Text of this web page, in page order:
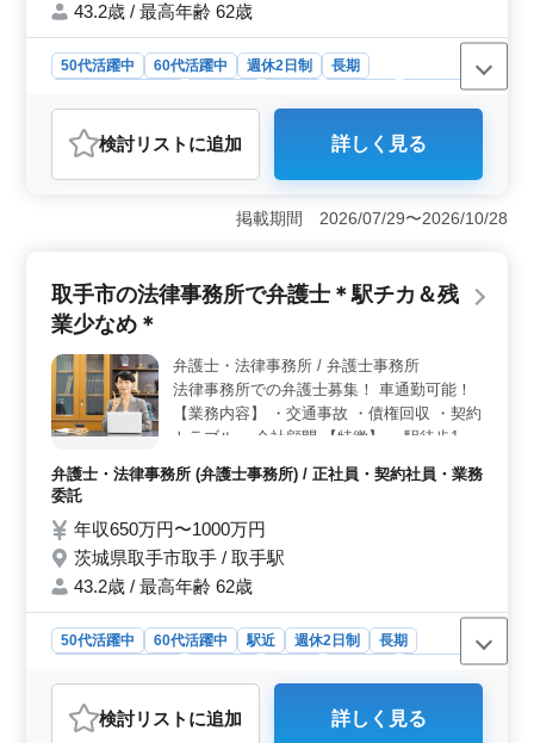
43.2歳 / 最高年齢 62歳
50代活躍中 60代活躍中 週休2日制
長期
業務委託
おすすめポイント
＜経験を活かせる環境＞ この事務所では離婚問題や交
通事故、不動産問題、遺言など幅広い業務を担当できま
す。今までの弁護士としての経験を活用し、多様な案件
フバランス＞ 週休2日制で、土日祝日が休みです。さら
に、残業が少なめであるため、プライベートな時間を大
です。これにより、通勤時間の短縮とストレスの軽減が
できます。 ＜中高年の活躍の場＞ この法律事務所
では、中高年のベテランが多く活躍しています。平均年
齢43.2歳、最高年齢62歳の職場環境で、経験豊富な同僚
と経験を活かして働ける環境が整っています。
検討リスト に追加 詳しく見る
掲載期間 2026/07/29〜2026/10/28
取手市の法律事務所で弁護士＊駅チカ＆残
業少なめ＊
弁護士・法律事務所 / 弁護士事務所
法律事務所での弁護士募集！ 車通勤可能！
【業務内容】 ・交通事故 ・債権回収 ・契約
トラブル ・会社顧問 【特徴】 ・駅徒歩1分
・残業少なめ 50代活躍中！ 皆様のご応募お
待ちしております！
弁護士・法律事務所 (弁護士事務所) / 正社員・契約社員・業務
委託
年収650万円〜1000万円
茨城県取手市取手 / 取手駅
43.2歳 / 最高年齢 62歳
50代活躍中 60代活躍中 駅近 週休2日制
長期
業務委託
おすすめポイント
検討リスト に追加 詳しく見る